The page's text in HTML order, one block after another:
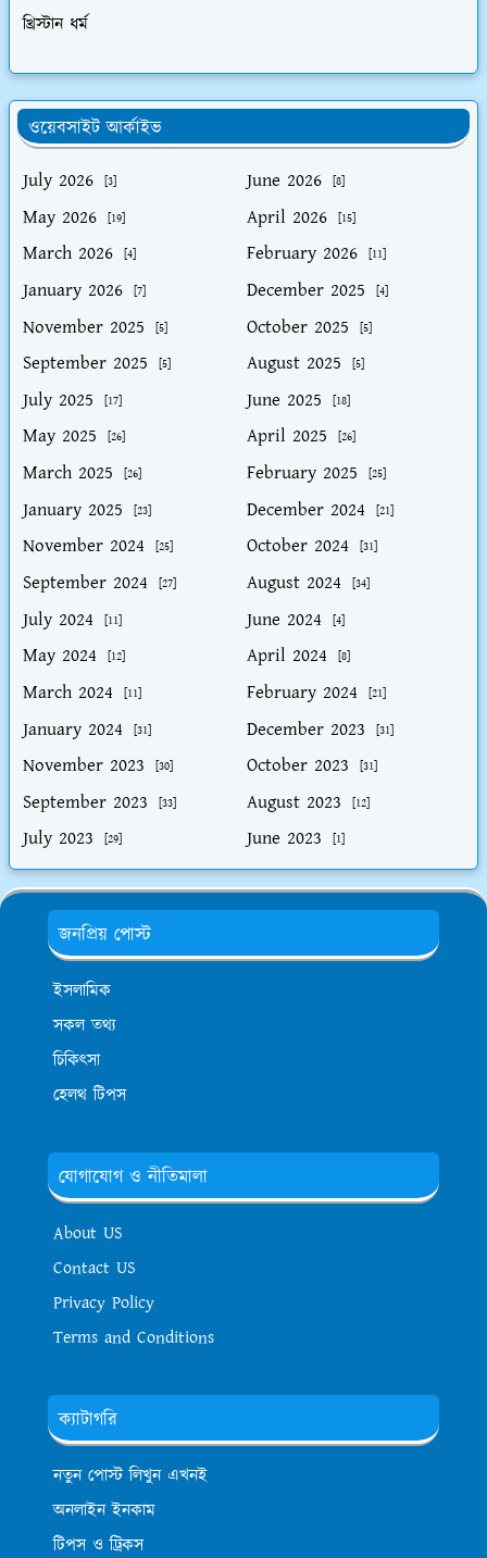
খ্রিস্টান ধর্ম
ওয়েবসাইট আর্কাইভ
July 2026
[3] June 2026 [8]
May 2026 [19] April 2026 [15]
March 2026 [4] February 2026 [11]
January 2026 [7] December 2025 [4]
November 2025 [5] October 2025 [5]
September 2025 [5] August 2025 [5]
July 2025 [17] June 2025 [18]
May 2025 [26] April 2025 [26]
March 2025 [26] February 2025 [25]
January 2025 [23] December 2024 [21]
November 2024 [25] October 2024 [31]
September 2024 [27] August 2024 [34]
July 2024 [11] June 2024 [4]
May 2024 [12] April 2024 [8]
March 2024 [11] February 2024 [21]
January 2024 [31] December 2023 [31]
November 2023 [30] October 2023 [31]
September 2023 [33] August 2023 [12]
July 2023 [29] June 2023 [1]
জনপ্রিয় পোস্ট
ইসলামিক
সকল তথ্য
চিকিৎসা
হেলথ টিপস
যোগাযোগ ও নীতিমালা
About US
Contact US
Privacy Policy
Terms and Conditions
ক্যাটাগরি
নতুন পোস্ট লিখুন এখনই
অনলাইন ইনকাম
টিপস ও ট্রিকস